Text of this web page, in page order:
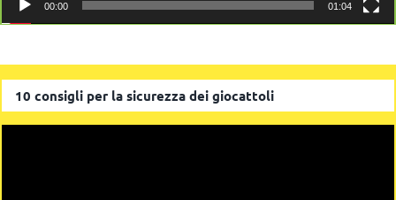
00:00 01:04
10 consigli per la sicurezza dei giocattoli